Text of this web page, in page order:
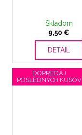
Skladom
9,50 €
DETAIL
DOPREDAJ
POSLEDNÝCH KUSOV